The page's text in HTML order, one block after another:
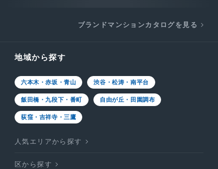
ブランドマンションカタログを見る
地域から探す
六本木・赤坂・青山 渋谷・松涛・南平台
飯田橋・九段下・番町 自由が丘・田園調布
荻窪・吉祥寺・三鷹
人気エリアから探す
区から探す